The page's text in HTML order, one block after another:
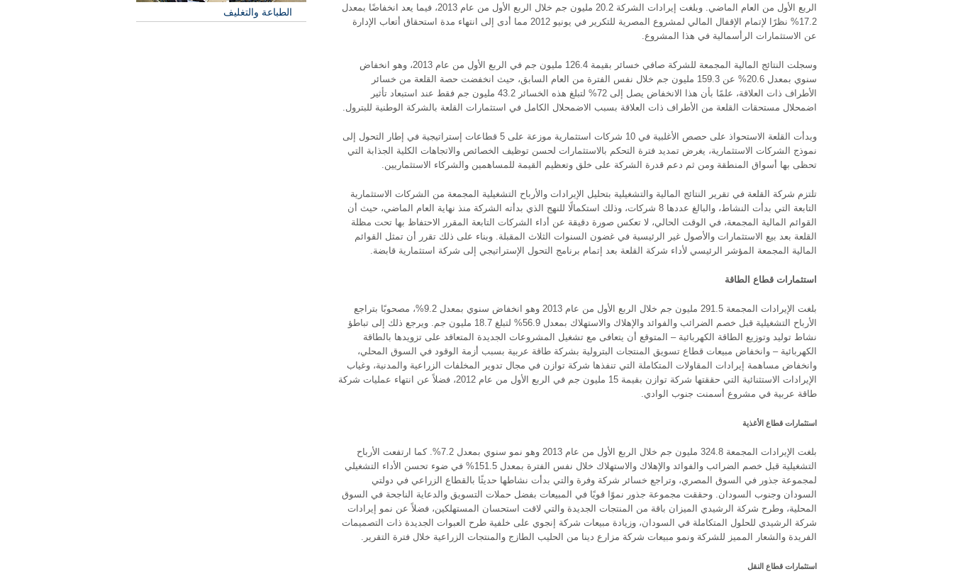
الربع الأول من العام الماضي. وبلغت إيرادات الشركة 20.2 مليون جم خلال الربع الأول من عام 2013، فيما يعد انخفاضًا بمعدل
17.2% نظرًا لإتمام الإقفال المالي لمشروع المصرية للتكرير في يونيو 2012 مما أدى إلى انتهاء مدة استحقاق أتعاب الإدارة
عن الاستثمارات الرأسمالية في هذا المشروع.
وسجلت النتائج المالية المجمعة للشركة صافي خسائر بقيمة 126.4 مليون جم في الربع الأول من عام 2013، وهو انخفاض
سنوي بمعدل 20.6% عن 159.3 مليون جم خلال نفس الفترة من العام السابق، حيث انخفضت حصة القلعة من خسائر
الأطراف ذات العلاقة، علمًا بأن هذا الانخفاض يصل إلى 72% لتبلغ هذه الخسائر 43.2 مليون جم فقط عند استبعاد تأثير
اضمحلال مستحقات القلعة من الأطراف ذات العلاقة بسبب الاضمحلال الكامل في استثمارات القلعة بالشركة الوطنية للبترول.
وبدأت القلعة الاستحواذ على حصص الأغلبية في 10 شركات استثمارية موزعة على 5 قطاعات إستراتيجية في إطار التحول إلى
نموذج الشركات الاستثمارية، يغرض تمديد فترة التحكم بالاستثمارات لحسن توظيف الخصائص والاتجاهات الكلية الجذابة التي
تحظى بها أسواق المنطقة ومن ثم دعم قدرة الشركة على خلق وتعظيم القيمة للمساهمين والشركاء الاستثماريين.
تلتزم شركة القلعة في تقرير النتائج المالية والتشغيلية بتحليل الإيرادات والأرباح التشغيلية المجمعة من الشركات الاستثمارية
التابعة التي بدأت النشاط، والبالغ عددها 8 شركات، وذلك استكمالًا للنهج الذي بدأته الشركة منذ نهاية العام الماضي، حيث أن
القوائم المالية المجمعة، في الوقت الحالي، لا تعكس صورة دقيقة عن أداء الشركات التابعة المقرر الاحتفاظ بها تحت مظلة
القلعة بعد بيع الاستثمارات والأصول غير الرئيسية في غضون السنوات الثلاث المقبلة. وبناء على ذلك تقرر أن تمثل القوائم
المالية المجمعة المؤشر الرئيسي لأداء شركة القلعة بعد إتمام برنامج التحول الإستراتيجي إلى شركة استثمارية قابضة.
استثمارات قطاع الطاقة
بلغت الإيرادات المجمعة 291.5 مليون جم خلال الربع الأول من عام 2013 وهو انخفاض سنوي بمعدل 9.2%، مصحوبًا بتراجع
الأرباح التشغيلية قبل خصم الضرائب والفوائد والإهلاك والاستهلاك بمعدل 56.9% لتبلغ 18.7 مليون جم. ويرجع ذلك إلى تباطؤ
نشاط توليد وتوزيع الطاقة الكهربائية – المتوقع أن يتعافى مع تشغيل المشروعات الجديدة المتعاقد على تزويدها بالطاقة
الكهربائية – وانخفاض مبيعات قطاع تسويق المنتجات البترولية بشركة طاقة عربية بسبب أزمة الوقود في السوق المحلي،
وانخفاض مساهمة إيرادات المقاولات المتكاملة التي تنفذها شركة توازن في مجال تدوير المخلفات الزراعية والمدنية، وغياب
الإيرادات الاستثنائية التي حققتها شركة توازن بقيمة 15 مليون جم في الربع الأول من عام 2012، فضلاً عن انتهاء عمليات شركة
طاقة عربية في مشروع أسمنت جنوب الوادي.
استثمارات قطاع الأغذية
بلغت الإيرادات المجمعة 324.8 مليون جم خلال الربع الأول من عام 2013 وهو نمو سنوي بمعدل 7.2%. كما ارتفعت الأرباح
التشغيلية قبل خصم الضرائب والفوائد والإهلاك والاستهلاك خلال نفس الفترة بمعدل 151.5% في ضوء تحسن الأداء التشغيلي
لمجموعة جذور في السوق المصري، وتراجع خسائر شركة وفرة والتي بدأت نشاطها حديثًا بالقطاع الزراعي في دولتي
السودان وجنوب السودان. وحققت مجموعة جذور نموًا قويًا في المبيعات بفضل حملات التسويق والدعاية الناجحة في السوق
المحلية، وطرح شركة الرشيدي الميزان باقة من المنتجات الجديدة والتي لاقت استحسان المستهلكين، فضلاً عن نمو إيرادات
شركة الرشيدي للحلول المتكاملة في السودان، وزيادة مبيعات شركة إنجوي على خلفية طرح العبوات الجديدة ذات التصميمات
الفريدة والشعار المميز للشركة ونمو مبيعات شركة مزارع دينا من الحليب الطازج والمنتجات الزراعية خلال فترة التقرير.
استثمارات قطاع النقل
الطباعة والتغليف